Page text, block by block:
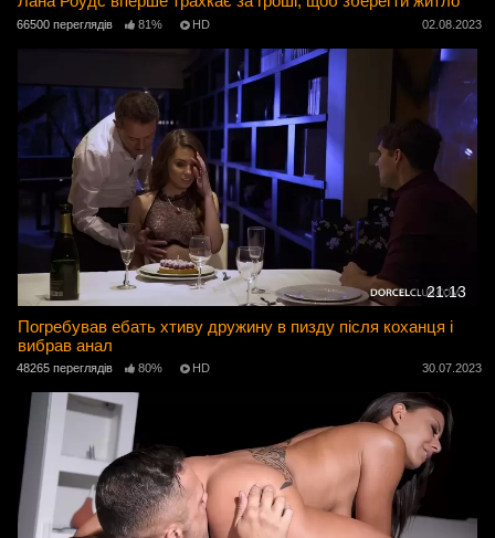
66500 переглядів 81% HD 02.08.2023
21:13
Погребував ебать хтиву дружину в пизду після коханця і
вибрав анал
48265 переглядів 80% HD 30.07.2023